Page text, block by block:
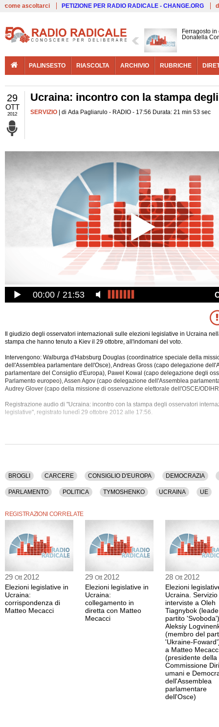
come ascoltarci PETIZIONE PER RADIO RADICALE - CHANGE.ORG
Ferragosto
Donatella
PALINSESTO RIASCOLTA ARCHIVIO RUBRICHE
29
OTT
2012
Ucraina: incontro con la stampa
SERVIZIO | di Ada Pagliarulo - RADIO - 17:56 Durata: 21 min 53 sec
00:00 21:53
Il giudizio degli osservatori internazionali sulle elezioni legislative in Ucraina
stampa che hanno tenuto a Kiev il 29 ottobre, all'indomani del voto.
Intervengono: Walburga d'Habsburg Douglas (coordinatrice speciale della
dell'Assemblea parlamentare dell'Osce), Andreas Gross (capo delegazione
parlamentare del Consiglio d'Europa), Pawel Kowal (capo delegazione degli
Parlamento europeo), Assen Agov (capo delegazione dell'Assemblea
Audrey Glover (capo della missione di osservazione elettorale dell'OSCE/
Registrazione audio di "Ucraina: incontro con la stampa degli osservatori
legislative", registrato lunedì 29 ottobre 2012 alle 17:56.
delegazione dell'Assemblea Parlamentare della NATO), Andreas Gross (capo
Sono stati discussi i seguenti argomenti: Brogli, Carcere, Consiglio D'europa,
Esteri, Finanziamenti, Giustizia, Nato, Osce, Parlamento, Politica, Tymoshenko,
Europea, Voto, Yanukovic.
BROGLI CARCERE CONSIGLIO D'EUROPA DEMOCRAZIA
PARLAMENTO POLITICA TYMOSHENKO UCRAINA UE
REGISTRAZIONI CORRELATE
29 Ott 2012
Elezioni legislative in
Ucraina:
corrispondenza di
Matteo Mecacci
29 Ott 2012
Elezioni legislative in
Ucraina:
collegamento in
diretta con Matteo
Mecacci
28 Ott 2012
Elezioni
Ucraina.
interviste a Oleh
Tiagnybok
partito
Aleksiy
(membro del
'Ukraine-
a Matteo
(presidente della
Commissione
umani e
dell'Assemblea
parlamentare
dell'Osce)